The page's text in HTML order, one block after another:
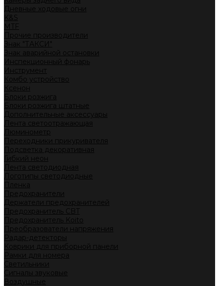
Дневные ходовые огни
K&S
MTF
Прочие производители
Знак "ТАКСИ"
Знак аварийной остановки
Инспекционный фонарь
Инструмент
Комбо устройство
Ксенон
Блоки розжига
Блоки розжига штатные
Дополнительные аксессуары
Лента светоотражающая
Люминометр
Переходники прикуривателя
Подсветка декоративная
Гибкий неон
Лента светодиодная
Логотипы светодиодные
Пленка
Предохранители
Держатели предохранителей
Предохранитель CBT
Предохранитель Koito
Преобразователи напряжения
Радар-детекторы
Коврики для приборной панели
Рамки для номера
Светильники
Сигналы звуковые
Воздушные